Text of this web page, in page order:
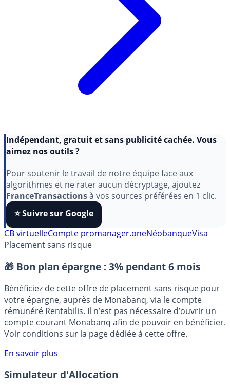
aimez nos outils ?
Pour soutenir le travail de notre équipe face aux
algorithmes et ne rater aucun décryptage, ajoutez
FranceTransactionsà vos sources préférées en 1 clic.
⭐️ Suivre sur Google
Placement sans risque
🎁 Bon plan épargne : 3% pendant 6 mois
Bénéficiez de cette offre de placement sans risque pour
votre épargne, auprès de Monabanq, via le compte
rémunéré Rentabilis. Il n’est pas nécessaire d’ouvrir un
compte courant Monabanq afin de pouvoir en bénéficier.
Voir conditions sur la page dédiée à cette offre.
En savoir plus